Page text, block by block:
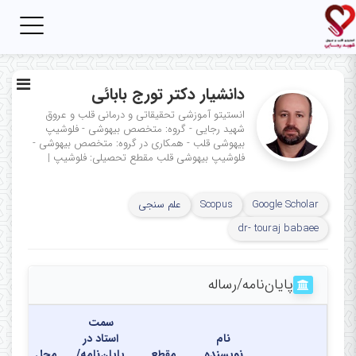
دانشیار دکتر تورج بابائی
انستیتو آموزشی تحقیقاتی و درمانی قلب و عروق
شهید رجایی - گروه: متخصص بیهوشی - فلوشیپ
بیهوشی قلب - همکاری در گروه: متخصص بیهوشی -
فلوشیپ بیهوشی قلب مقطع تحصیلی: فلوشیپ |
Google Scholar
Scopus
علم سنجی
dr- touraj babaee
پایان‌نامه‌/رساله
نام
سمت
استاد در